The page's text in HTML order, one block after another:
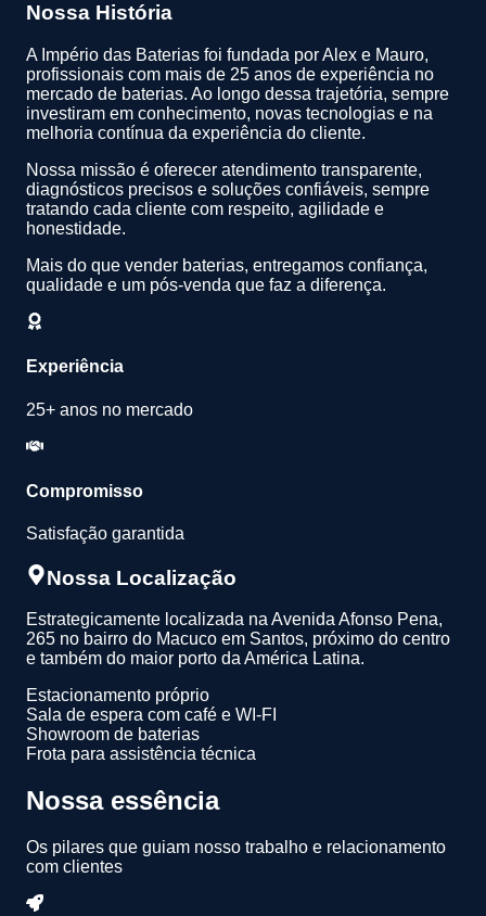
Nossa História
A Império das Baterias foi fundada por Alex e Mauro,
profissionais com mais de 25 anos de experiência no
mercado de baterias. Ao longo dessa trajetória, sempre
investiram em conhecimento, novas tecnologias e na
melhoria contínua da experiência do cliente.
Nossa missão é oferecer atendimento transparente,
diagnósticos precisos e soluções confiáveis, sempre
tratando cada cliente com respeito, agilidade e
honestidade.
Mais do que vender baterias, entregamos confiança,
qualidade e um pós-venda que faz a diferença.
Experiência
25+ anos no mercado
Compromisso
Satisfação garantida
Nossa Localização
Estrategicamente localizada na Avenida Afonso Pena,
265 no bairro do Macuco em Santos, próximo do centro
e também do maior porto da América Latina.
Estacionamento próprio
Sala de espera com café e WI-FI
Showroom de baterias
Frota para assistência técnica
Nossa essência
Os pilares que guiam nosso trabalho e relacionamento
com clientes